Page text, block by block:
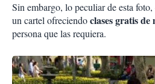
Sin embargo, lo peculiar de esta
un cartel ofreciendoclases gratis de
persona que las requiera.